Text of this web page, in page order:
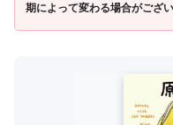
期によって変わる場合がござい